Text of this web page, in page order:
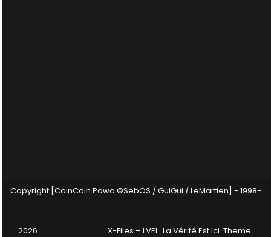
Copyright [CoinCoin Powa ©SebOS / GuiGui / LeMartien] - 1998-
2026 X-Files – LVEI : La Vérité Est Ici. Theme: